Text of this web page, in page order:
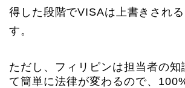
得した段階でVISAは上書きされ
す。
ただし、フィリピンは担当者の知
て簡単に法律が変わるので、